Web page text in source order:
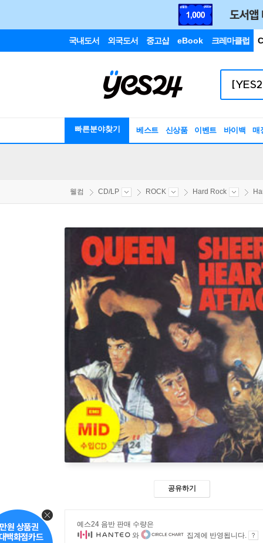
국내도서 외국도서 중고샵 eBook 크레마클럽
빠른분야찾기 베스트 신상품 이벤트 바이백 매
웰컴 CD/LP ROCK Hard Rock
공유하기
예스24 음반 판매 수량은
와
집계에 반영됩니다.